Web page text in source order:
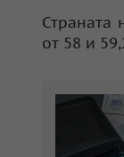
Страната
от 58 и